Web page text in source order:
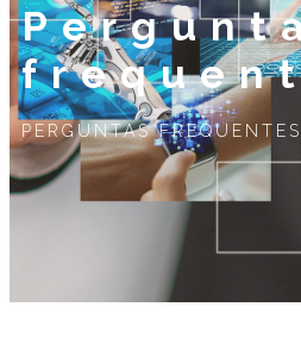
PERGUNTAS FREQUENTES